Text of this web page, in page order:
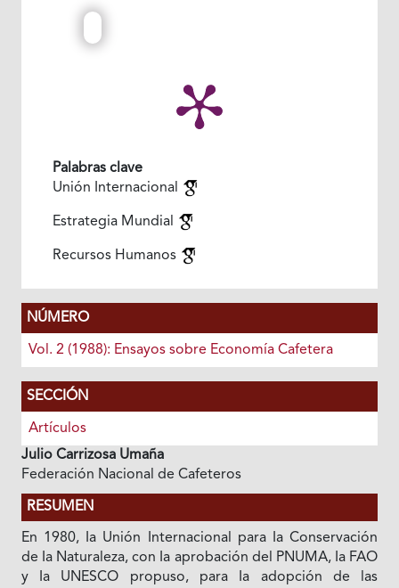
Palabras clave
Unión Internacional
Estrategia Mundial
Recursos Humanos
NÚMERO
Vol. 2 (1988): Ensayos sobre Economía Cafetera
SECCIÓN
Artículos
Julio Carrizosa Umaña
Federación Nacional de Cafeteros
RESUMEN
En 1980, Ia Unión Internacional para Ia Conservación
de Ia Naturaleza, con Ia aprobación del PNUMA, Ia FAO
y Ia UNESCO propuso, para Ia adopción de las